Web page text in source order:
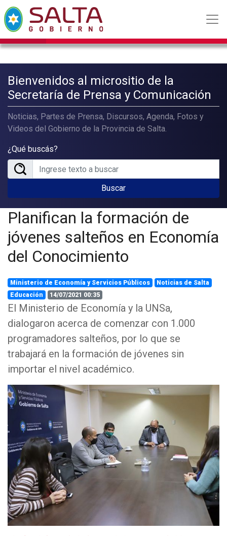
Bienvenidos al micrositio de la
Secretaría de Prensa y Comunicación
Noticias, Partes de Prensa, Discursos, Agenda, Fotos y
Videos del Gobierno de la Provincia de Salta.
¿Qué buscás?
Buscar
Planifican la formación de
jóvenes salteños en Economía
del Conocimiento
Ministerio de Economía y Servicios Públicos
Noticias de Salta
Educación
14/07/2021 00:35
El Ministerio de Economía y la UNSa,
dialogaron acerca de comenzar con 1.000
programadores salteños, por lo que se
trabajará en la formación de jóvenes sin
importar el nivel académico.